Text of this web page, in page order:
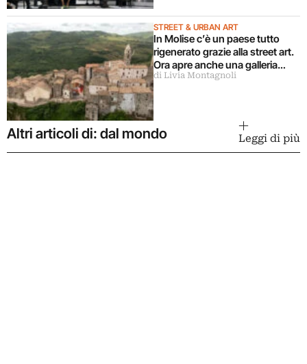
STREET & URBAN ART
In Molise c’è un paese tutto
rigenerato grazie alla street art.
Ora apre anche una galleria
d’arte permanente
di Livia Montagnoli
Altri articoli di: dal mondo Leggi di più